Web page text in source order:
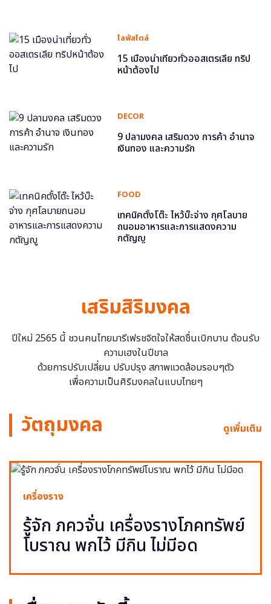
ไลฟ์สไตล์
15 เมืองน่าเที่ยวทั่วออสเตรเลีย ทริป
หน้าต้องไป
DECOR
9 ปลามงคล เสริมดวง การค้า อำนาจ
เงินทอง และความรัก
FOOD
เทคนิคตั้งโต๊ะ ไหว้บ๊ะจ่าง กุศโลบาย
ถนอมอาหารและการแสดงความ
กตัญญู
เสริมสิริมงคล
ปีใหม่ 2565 นี้ ชวนคนไทยมารีเฟรชจิตใจให้สดชื่นเบิกบาน ต้อนรับ
ความเฮงในปีขาล
ด้วยการปรับเปลี่ยน ปรับปรุง สภาพแวดล้อมรอบๆตัว
เพื่อความเป็นศิริมงคลในแบบไทยๆ
วัตถุมงคล ดูเพิ่มเติม
เครื่องราง
รู้จัก ภควจั่น เครื่องรางโภคทรัพย์
โบราณ พกไว้ มีกิน ไม่มีอด